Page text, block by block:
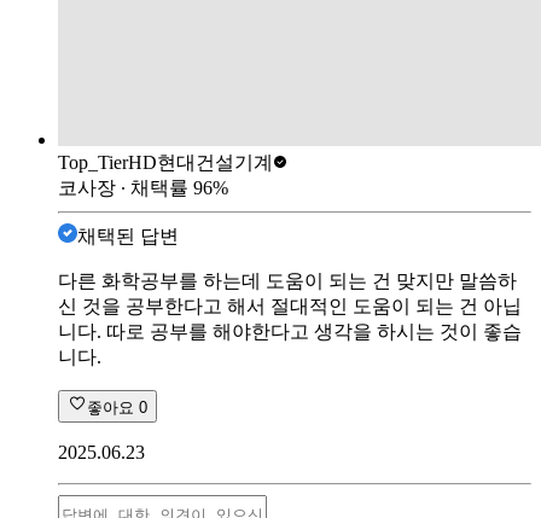
Top_TierHD현대건설기계
코사장 ∙ 채택률 96%
채택된 답변
다른 화학공부를 하는데 도움이 되는 건 맞지만 말씀하
신 것을 공부한다고 해서 절대적인 도움이 되는 건 아닙
니다. 따로 공부를 해야한다고 생각을 하시는 것이 좋습
니다.
좋아요 0
2025.06.23